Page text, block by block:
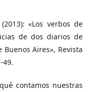
«Los verbos de
de dos diarios de
Aires», Revista
49.
qué contamos nuestras